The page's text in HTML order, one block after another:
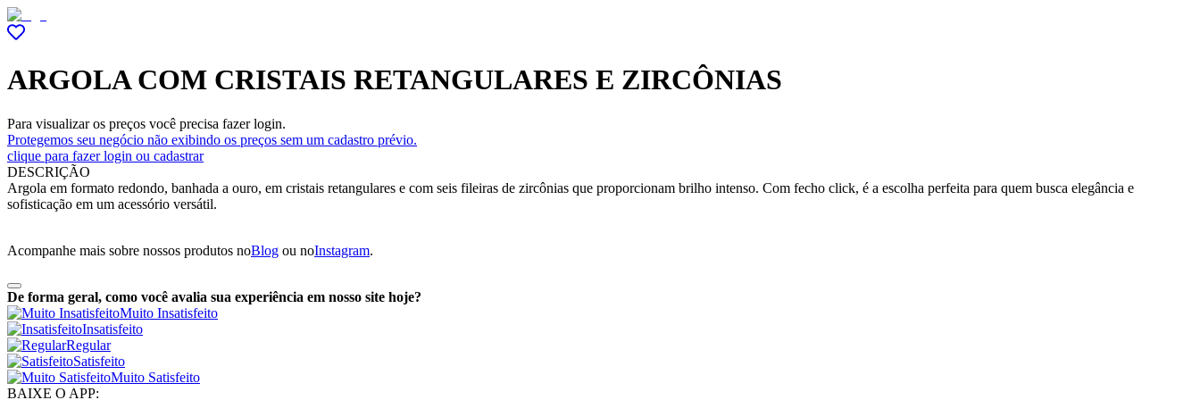
ARGOLA COM CRISTAIS RETANGULARES E ZIRCÔNIAS
Para visualizar os preços você precisa fazer login.
Protegemos seu negócio não exibindo os preços sem um cadastro prévio.
clique para fazer login ou cadastrar
DESCRIÇÃO
Argola em formato redondo, banhada a ouro, em cristais retangulares e com seis fileiras de zircônias que proporcionam brilho intenso. Com fecho click, é a escolha perfeita para quem busca elegância e
sofisticação em um acessório versátil.
Acompanhe mais sobre nossos produtos noBlog ou noInstagram.
De forma geral, como você avalia sua experiência em nosso site hoje?
Muito Insatisfeito
Insatisfeito
Regular
Satisfeito
Muito Satisfeito
BAIXE O APP: